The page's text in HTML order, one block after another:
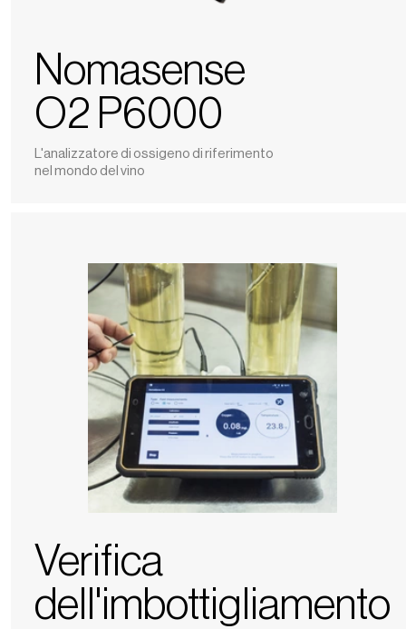
Nomasense
O2 P6000
L'analizzatore di ossigeno di riferimento
nel mondo del vino
Verifica
dell'imbottigliamento